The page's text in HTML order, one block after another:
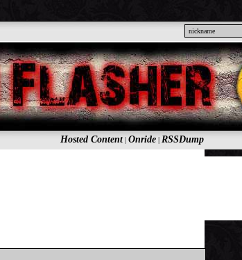
Hosted Content| Onride| RSSDump